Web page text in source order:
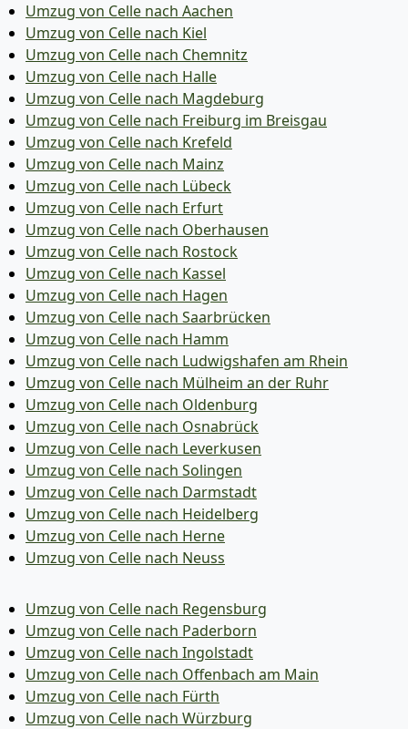
Umzug von Celle nach Aachen
Umzug von Celle nach Kiel
Umzug von Celle nach Chemnitz
Umzug von Celle nach Halle
Umzug von Celle nach Magdeburg
Umzug von Celle nach Freiburg im Breisgau
Umzug von Celle nach Krefeld
Umzug von Celle nach Mainz
Umzug von Celle nach Lübeck
Umzug von Celle nach Erfurt
Umzug von Celle nach Oberhausen
Umzug von Celle nach Rostock
Umzug von Celle nach Kassel
Umzug von Celle nach Hagen
Umzug von Celle nach Saarbrücken
Umzug von Celle nach Hamm
Umzug von Celle nach Ludwigshafen am Rhein
Umzug von Celle nach Mülheim an der Ruhr
Umzug von Celle nach Oldenburg
Umzug von Celle nach Osnabrück
Umzug von Celle nach Leverkusen
Umzug von Celle nach Solingen
Umzug von Celle nach Darmstadt
Umzug von Celle nach Heidelberg
Umzug von Celle nach Herne
Umzug von Celle nach Neuss
Umzug von Celle nach Regensburg
Umzug von Celle nach Paderborn
Umzug von Celle nach Ingolstadt
Umzug von Celle nach Offenbach am Main
Umzug von Celle nach Fürth
Umzug von Celle nach Würzburg